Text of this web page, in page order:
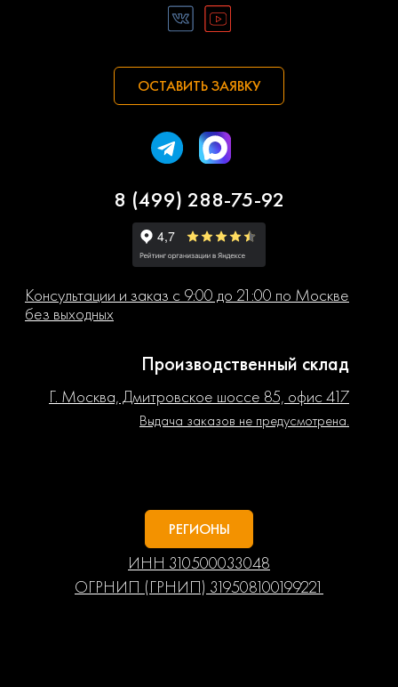
ОСТАВИТЬ ЗАЯВКУ
8 (499) 288-75-92
Консультации и заказ с 9:00 до 21:00 по Москве
без выходных
Производственный склад
Г. Москва, Дмитровское шоссе 85, офис 417
Выдача заказов не предусмотрена.
РЕГИОНЫ
ИНН 310500033048
ОГРНИП (ГРНИП) 319508100199221